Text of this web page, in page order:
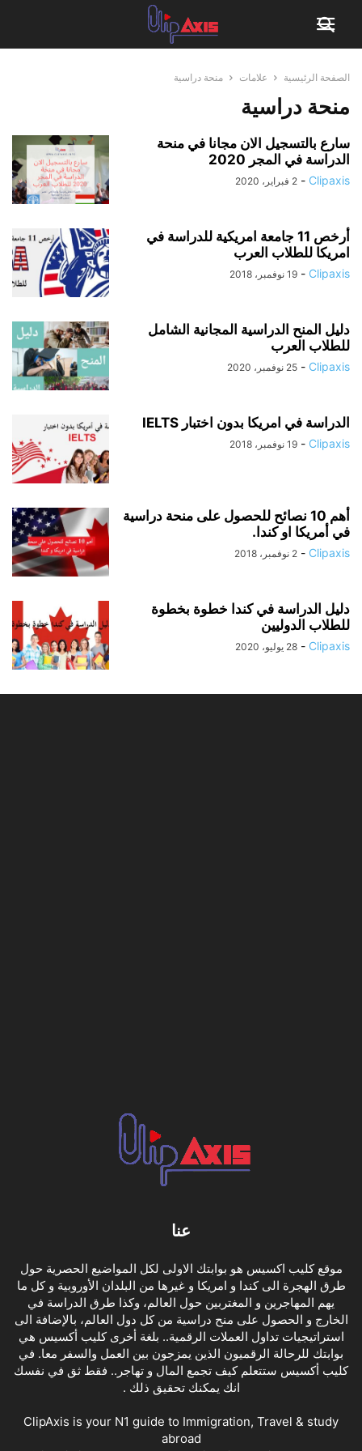
الصفحة الرئيسية علامات منحة دراسية
منحة دراسية
سارع بالتسجيل الان مجانا في منحة
الدراسة في المجر 2020
Clipaxis
- 2 فبراير، 2020
أرخص 11 جامعة امريكية للدراسة في
امريكا للطلاب العرب
Clipaxis
- 19 نوفمبر، 2018
دليل المنح الدراسية المجانية الشامل
للطلاب العرب
Clipaxis
- 25 نوفمبر، 2020
الدراسة في امريكا بدون اختبار IELTS
Clipaxis
- 19 نوفمبر، 2018
أهم 10 نصائح للحصول على منحة دراسية
في أمريكا او كندا.
Clipaxis
- 2 نوفمبر، 2018
دليل الدراسة في كندا خطوة بخطوة
للطلاب الدوليين
Clipaxis
- 28 يوليو، 2020
عنا
موقع كليب اكسيس هو بوابتك الاولى لكل المواضيع الحصرية حول
طرق الهجرة الى كندا و امريكا و غيرها من البلدان الأوروبية و كل ما
يهم المهاجرين و المغتربين حول العالم، وكذا طرق الدراسة في
الخارج و الحصول على منح دراسية من كل دول العالم، بالإضافة الى
استراتيجيات تداول العملات الرقمية.. بلغة أخرى كليب أكسيس هي
بوابتك للرحالة الرقميون الذين يمزجون بين العمل والسفر معا. في
كليب أكسيس ستتعلم كيف تجمع المال و تهاجر.. فقط ثق في نفسك
انك يمكنك تحقيق ذلك .
ClipAxis is your N1 guide to Immigration, Travel & study
abroad